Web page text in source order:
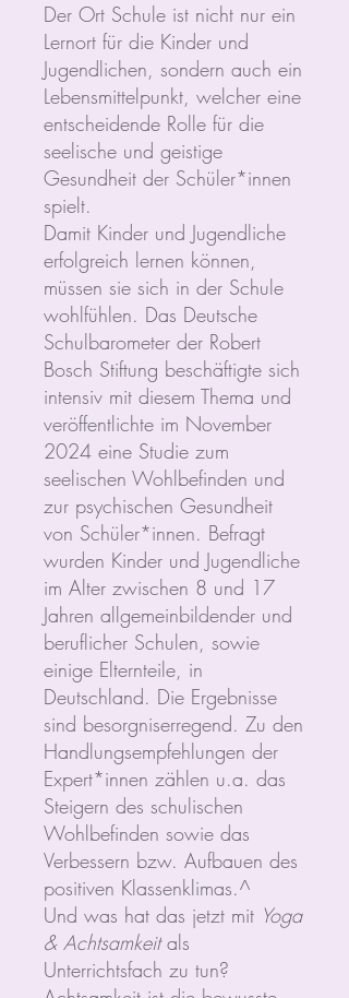
Der Ort Schule ist nicht nur ein
Lernort für die Kinder und
Jugendlichen, sondern auch ein
Lebensmittelpunkt, welcher eine
entscheidende Rolle für die
seelische und geistige
Gesundheit der Schüler*innen
spielt.
Damit Kinder und Jugendliche
erfolgreich lernen können,
müssen sie sich in der Schule
wohlfühlen. Das Deutsche
Schulbarometer der Robert
Bosch Stiftung beschäftigte sich
intensiv mit diesem Thema und
veröffentlichte im November
2024 eine Studie zum
seelischen Wohlbefinden und
zur psychischen Gesundheit
von Schüler*innen. Befragt
wurden Kinder und Jugendliche
im Alter zwischen 8 und 17
Jahren allgemeinbildender und
beruflicher Schulen, sowie
einige Elternteile, in
Deutschland. Die Ergebnisse
sind besorgniserregend. Zu den
Handlungsempfehlungen der
Expert*innen zählen u.a. das
Steigern des schulischen
Wohlbefinden sowie das
Verbessern bzw. Aufbauen des
positiven Klassenklimas.^
Und was hat das jetzt mit Yoga
& Achtsamkeitals
Unterrichtsfach zu tun?